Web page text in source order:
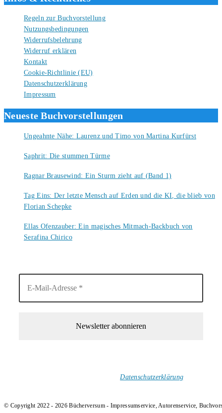
Regeln zur Buchvorstellung
Nutzungsbedingungen
Widerrufsbelehrung
Widerruf erklären
Kontakt
Cookie-Richtlinie (EU)
Datenschutzerklärung
Impressum
Neueste Buchvorstellungen
Ungeahnte Nähe: Laurenz und Timo von Martina Kurfürst
Saphrit: Die stummen Türme
Ragnar Brausewind: Ein Sturm zieht auf (Band 1)
Tag Eins: Der letzte Mensch auf Erden und die KI, die blieb von
Florian Schepke
Ellas Ofenzauber: Ein magisches Mitmach-Backbuch von
Serafina Chirico
Datenschutzerklärung
© Copyright 2022 - 2026 Bücherversum - Impressumservice, Autorenservice,